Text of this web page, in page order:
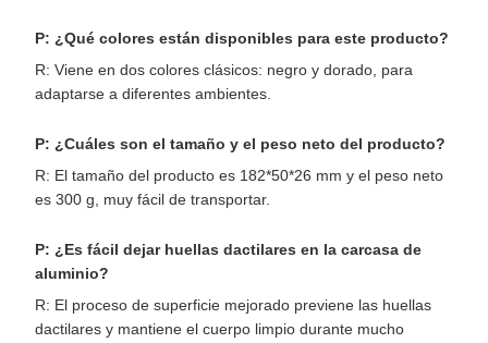
P: ¿Qué colores están disponibles para este producto?
R: Viene en dos colores clásicos: negro y dorado, para
adaptarse a diferentes ambientes.
P: ¿Cuáles son el tamaño y el peso neto del producto?
R: El tamaño del producto es 182*50*26 mm y el peso neto
es 300 g, muy fácil de transportar.
P: ¿Es fácil dejar huellas dactilares en la carcasa de
aluminio?
R: El proceso de superficie mejorado previene las huellas
dactilares y mantiene el cuerpo limpio durante mucho